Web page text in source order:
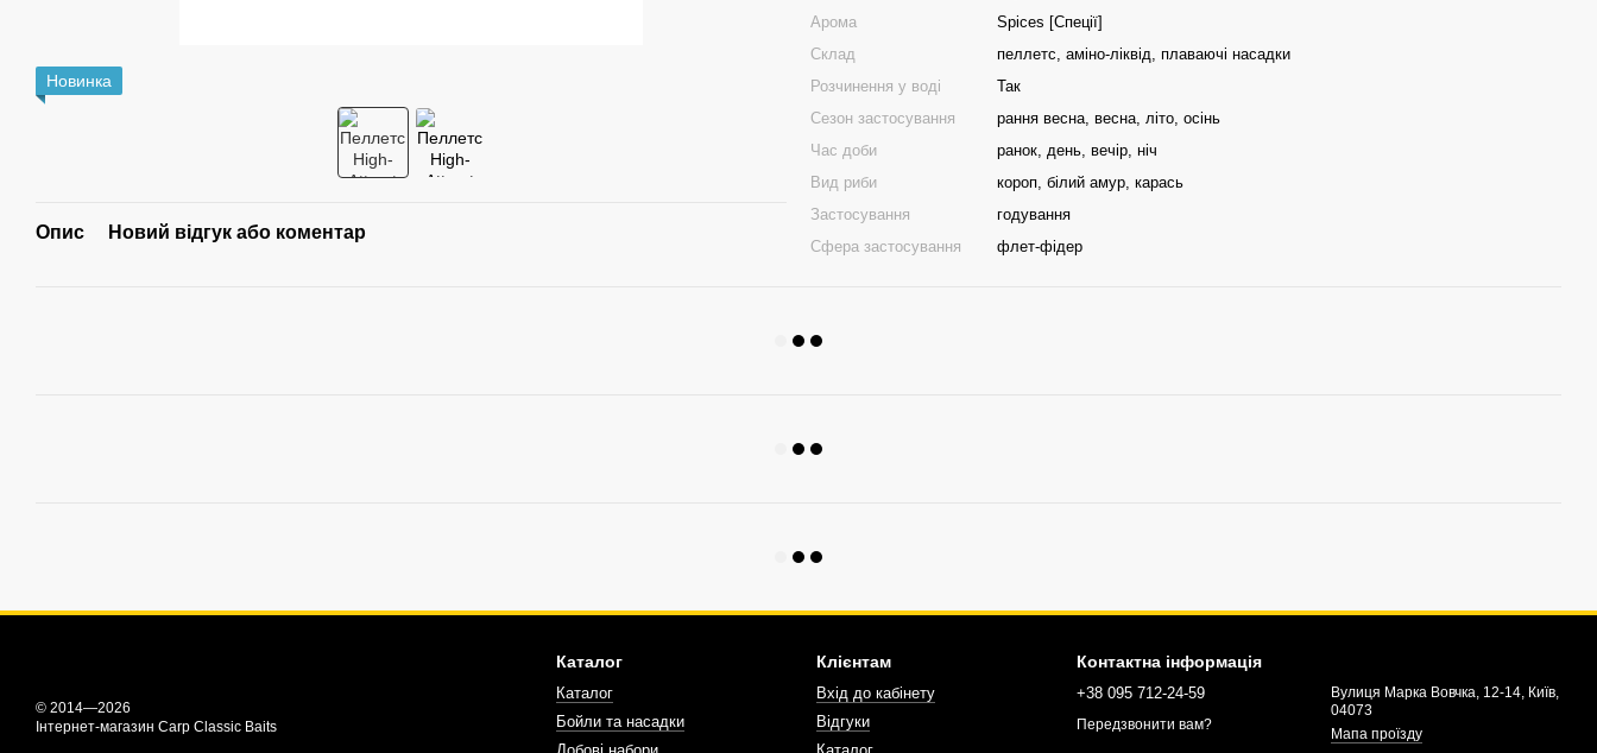
Новинка
Опис Новий відгук або коментар
Арома
Spices [Спеції]
Склад
пеллетс, аміно-ліквід, плаваючі насадки
Розчинення у воді
Так
Сезон застосування
рання весна, весна, літо, осінь
Час доби
ранок, день, вечір, ніч
Вид риби
короп, білий амур, карась
Застосування
годування
Сфера застосування
флет-фідер
© 2014—2026
Інтернет-магазин Carp Classic Baits
Каталог
Каталог
Бойли та насадки
Клієнтам
Вхід до кабінету
Відгуки
Контактна інформація
+38 095 712-24-59
Передзвонити вам?
Вулиця Марка Вовчка, 12-14, Київ,
04073
Мапа проїзду